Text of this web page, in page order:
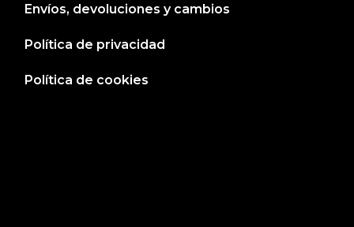
Envíos, devoluciones y cambios
Política de privacidad
Política de cookies